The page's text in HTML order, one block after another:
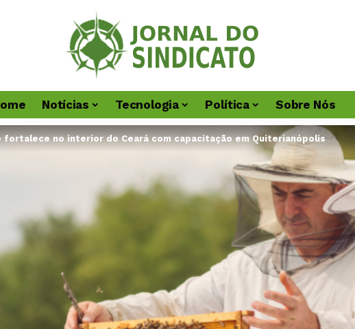
Notícias Tecnologia Política Sobre Nós
fortalece no interior do Ceará com capacitação em Quiterianópolis